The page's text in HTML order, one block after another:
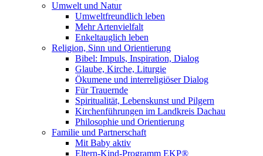
Umwelt und Natur
Umweltfreundlich leben
Mehr Artenvielfalt
Enkeltauglich leben
Religion, Sinn und Orientierung
Bibel: Impuls, Inspiration, Dialog
Glaube, Kirche, Liturgie
Ökumene und interreligiöser Dialog
Für Trauernde
Spiritualität, Lebenskunst und Pilgern
Kirchenführungen im Landkreis Dachau
Philosophie und Orientierung
Familie und Partnerschaft
Mit Baby aktiv
Eltern-Kind-Programm EKP®